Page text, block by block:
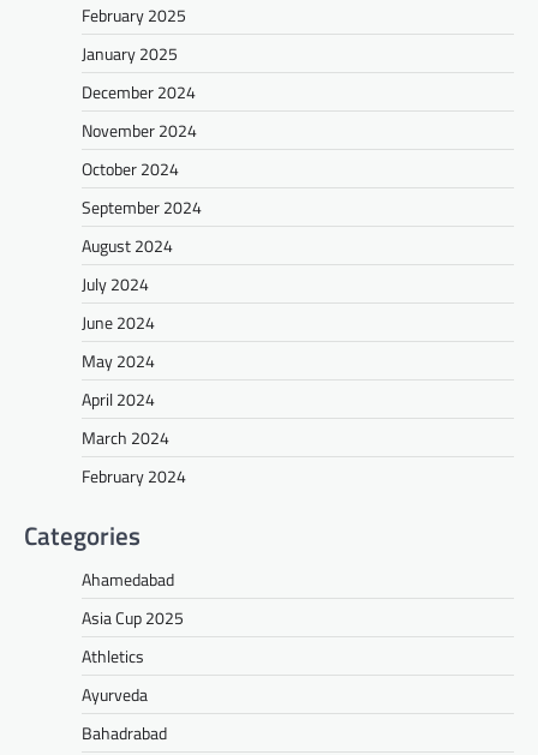
February 2025
January 2025
December 2024
November 2024
October 2024
September 2024
August 2024
July 2024
June 2024
May 2024
April 2024
March 2024
February 2024
Categories
Ahamedabad
Asia Cup 2025
Athletics
Ayurveda
Bahadrabad